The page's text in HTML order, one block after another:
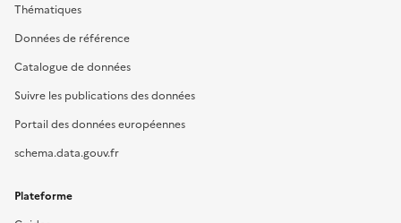
Thématiques
Données de référence
Catalogue de données
Suivre les publications des données
Portail des données européennes
schema.data.gouv.fr
Plateforme